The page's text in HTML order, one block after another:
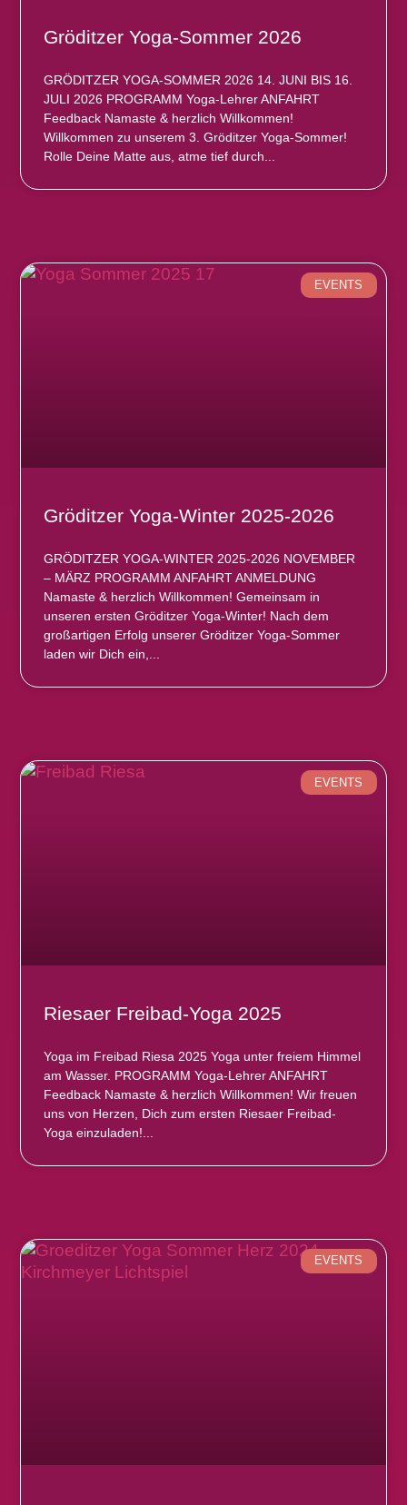
Gröditzer Yoga-Sommer 2026
GRÖDITZER YOGA-SOMMER 2026 14. JUNI BIS 16.
JULI 2026 PROGRAMM Yoga-Lehrer ANFAHRT
Feedback Namaste & herzlich Willkommen!
Willkommen zu unserem 3. Gröditzer Yoga-Sommer!
Rolle Deine Matte aus, atme tief durch
EVENTS
Gröditzer Yoga-Winter 2025-2026
GRÖDITZER YOGA-WINTER 2025-2026 NOVEMBER
– MÄRZ PROGRAMM ANFAHRT ANMELDUNG
Namaste & herzlich Willkommen! Gemeinsam in
unseren ersten Gröditzer Yoga-Winter! Nach dem
großartigen Erfolg unserer Gröditzer Yoga-Sommer
laden wir Dich ein,
EVENTS
Riesaer Freibad-Yoga 2025
Yoga im Freibad Riesa 2025 Yoga unter freiem Himmel
am Wasser. PROGRAMM Yoga-Lehrer ANFAHRT
Feedback Namaste & herzlich Willkommen! Wir freuen
uns von Herzen, Dich zum ersten Riesaer Freibad-
Yoga einzuladen!
EVENTS